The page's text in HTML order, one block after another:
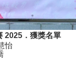
2025 ．獲獎名單
怡